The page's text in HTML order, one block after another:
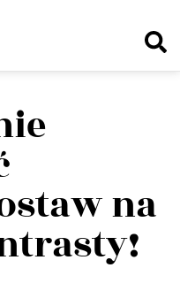
na